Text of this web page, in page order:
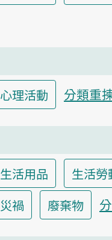
心理活動 分類重
生活用品
生活勞
災禍 廢棄物